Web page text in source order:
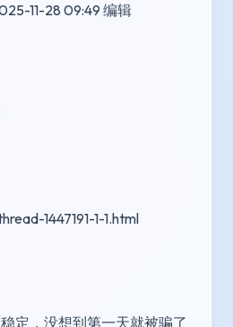
11-28 09:49 编辑
1447191-1-1.html
定，没想到第一天就被骗了